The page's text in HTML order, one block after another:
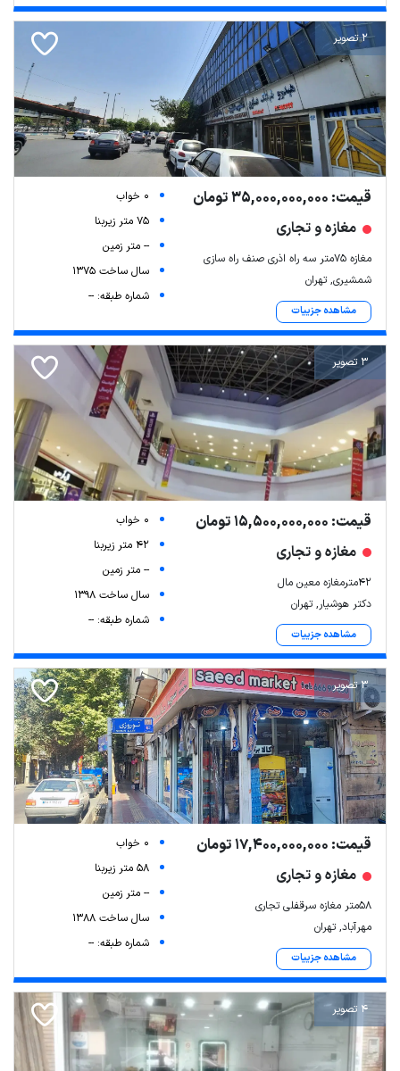
| Map data ©ariamarz.com
2 تصویر
قیمت: 35,000,000,000 تومان
مغازه و تجاری
مغازه ۷۵متر سه راه اذری صنف راه سازی
شمشیری, تهران
مشاهده جزییات
0 خواب
75 متر زیربنا
-- متر زمین
سال ساخت 1375
شماره طبقه: --
3 تصویر
قیمت: 15,500,000,000 تومان
مغازه و تجاری
۴۲مترمغازه معین مال
دکتر هوشیار, تهران
مشاهده جزییات
0 خواب
42 متر زیربنا
-- متر زمین
سال ساخت 1398
شماره طبقه: --
3 تصویر
قیمت: 17,400,000,000 تومان
مغازه و تجاری
۵۸متر مغازه سرقفلی تجاری
مهرآباد, تهران
مشاهده جزییات
0 خواب
58 متر زیربنا
-- متر زمین
سال ساخت 1388
شماره طبقه: --
4 تصویر